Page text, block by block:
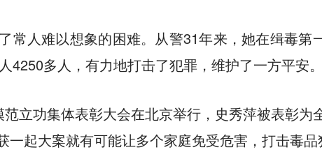
常人难以想象的困难。从警31年来，她在缉毒
多人，有力地打击了犯罪，维护了一方平安。
立功集体表彰大会在北京举行，史秀萍被表彰为
起大案就有可能让多个家庭免受危害，打击毒品